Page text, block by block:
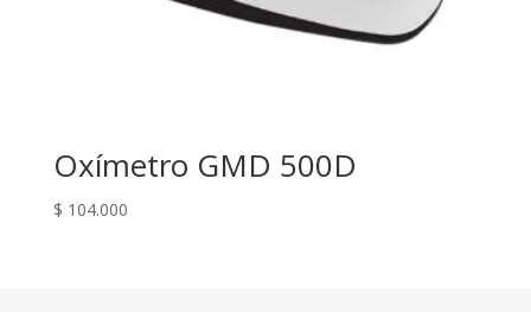
Oxímetro GMD 500D
$ 104.000